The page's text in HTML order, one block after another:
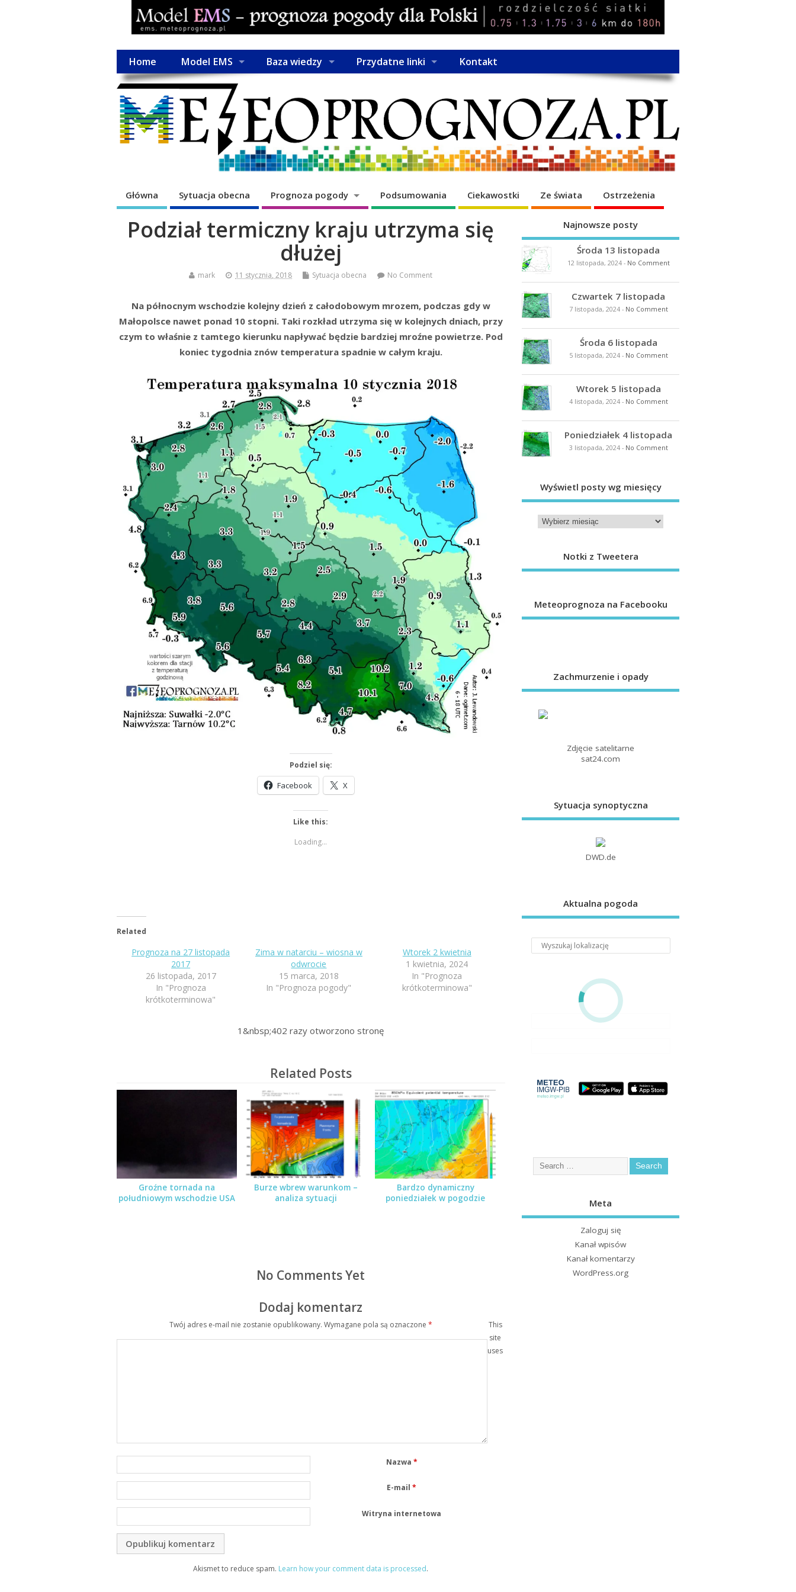
Home Model EMS Baza wiedzy Przydatne linki Kontakt
Główna Sytuacja obecna Prognoza pogody Podsumowania Ciekawostki Ze świata Ostrzeżenia
Podział termiczny kraju utrzyma się
dłużej
mark 11 stycznia, 2018 Sytuacja obecna No Comment
Na północnym wschodzie kolejny dzień z całodobowym mrozem, podczas gdy w
Małopolsce nawet ponad 10 stopni. Taki rozkład utrzyma się w kolejnych dniach, przy
czym to właśnie z tamtego kierunku napływać będzie bardziej mroźne powietrze. Pod
koniec tygodnia znów temperatura spadnie w całym kraju.
Podziel się:
Facebook X
Like this:
Loading...
Related
Prognoza na 27 listopada
2017
26 listopada, 2017
In "Prognoza
krótkoterminowa"
Zima w natarciu – wiosna w
odwrocie
15 marca, 2018
In "Prognoza pogody"
Wtorek 2 kwietnia
1 kwietnia, 2024
In "Prognoza
krótkoterminowa"
1&nbsp;402 razy otworzono stronę
Related Posts
Groźne tornada na
południowym wschodzie USA
Burze wbrew warunkom –
analiza sytuacji
Bardzo dynamiczny
poniedziałek w pogodzie
No Comments Yet
Dodaj komentarz
Twój adres e-mail nie zostanie opublikowany. Wymagane pola są oznaczone*
Nazwa *
E-mail*
Witryna internetowa
This
site
uses
Akismet to reduce spam. Learn how your comment data is processed.
Najnowsze posty
Środa 13 listopada
12 listopada, 2024- No Comment
Czwartek 7 listopada
7 listopada, 2024- No Comment
Środa 6 listopada
5 listopada, 2024- No Comment
Wtorek 5 listopada
4 listopada, 2024- No Comment
Poniedziałek 4 listopada
3 listopada, 2024- No Comment
Wyświetl posty wg miesięcy
Notki z Tweetera
Meteoprognoza na Facebooku
Zachmurzenie i opady
Zdjęcie satelitarne
sat24.com
Sytuacja synoptyczna
DWD.de
Aktualna pogoda
Meta
Zaloguj się
Kanał wpisów
Kanał komentarzy
WordPress.org